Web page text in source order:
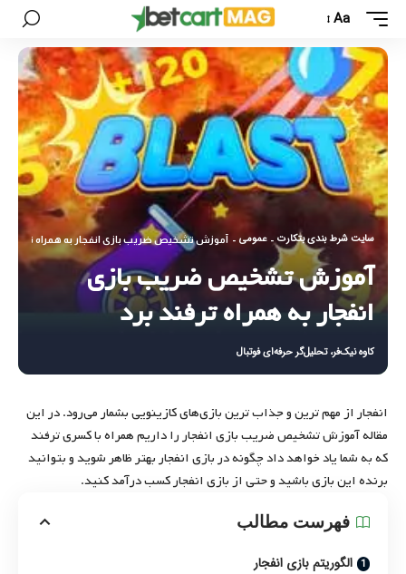
Aa
سایت شرط بندی بتکارت - عمومی - آموزش تشخیص ضریب بازی انفجار به همراه ترفند
آموزش تشخیص ضریب بازی
انفجار به همراه ترفند برد
کاوه نیک‌فر، تحلیل‌گر حرفه‌ای فوتبال
انفجار از مهم ترین و جذاب ترین بازی‌های کازینویی بشمار می‌رود. در این
مقاله آموزش تشخیص ضریب بازی انفجار را داریم همراه با کسری ترفند
که به شما یاد خواهد داد چگونه در بازی انفجار بهتر ظاهر شوید و بتوانید
برنده این بازی باشید و حتی از بازی انفجار کسب درآمد کنید.
فهرست مطالب
الگوریتم بازی انفجار